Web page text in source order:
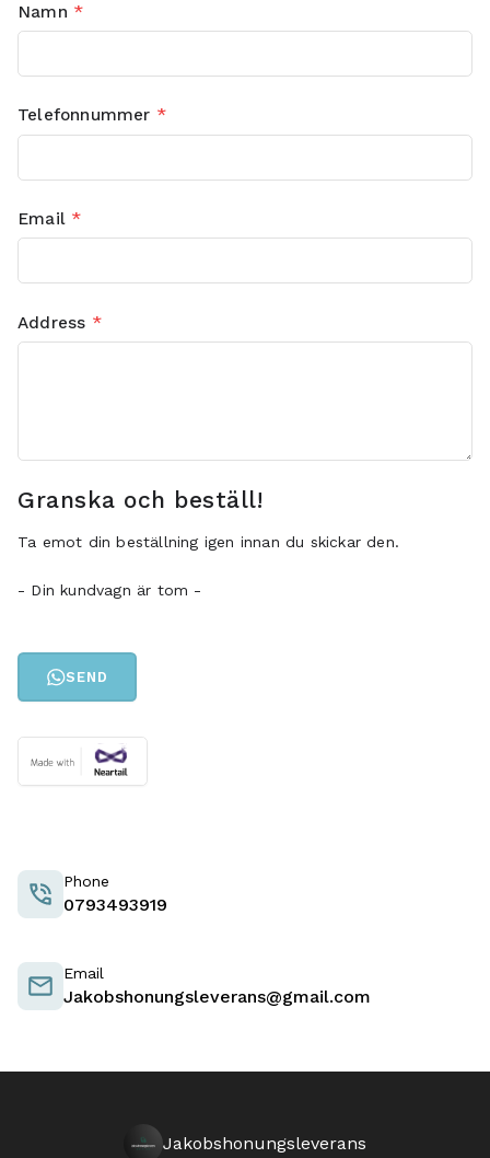
Namn *
Telefonnummer *
Email *
Address *
Granska och beställ!
Ta emot din beställning igen innan du skickar den.
- Din kundvagn är tom -
SEND
Phone
0793493919
Email
Jakobshonungsleverans@gmail.com
Jakobshonungsleverans